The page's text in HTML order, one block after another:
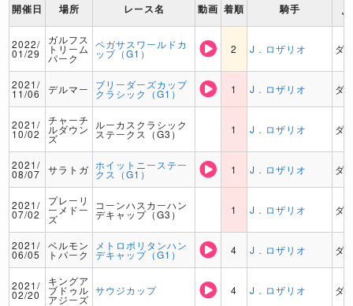
開催日 場所 レース名 動画 着順 騎手
2022/
01/29
ガルフス
トリーム
パーク
ペガサスワールドカ
ップ（G1） 2 J．ロザリオ ダ
2021/
11/06 デルマー ブリーダーズカップ
クラシック（G1） 1 J．ロザリオ ダ
2021/
10/02
チャーチ
ルダウン
ズ
ルーカスクラシック
ステークス（G3） 1 J．ロザリオ ダ
2021/
08/07 サラトガ ホイットニーステー
クス（G1） 1 J．ロザリオ ダ
2021/
07/02
プレーリ
ーメドー
ズ
コーンハスカーハン
デキャップ（G3） 1 J．ロザリオ ダ
2021/
06/05
ベルモン
トパーク
メトロポリタンハン
デキャップ（G1） 4 J．ロザリオ ダ
2021/
02/20
キングア
ブドゥル
アジーズ
サウジカップ 4 J．ロザリオ ダ